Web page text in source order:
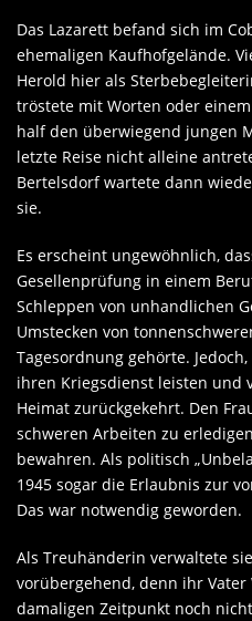
Das Lazarett befand sich im
ehemaligen Kaufhofgelände.
Herold hier als
tröstete mit Worten oder
half den überwiegend jungen
letzte Reise nicht alleine
Bertelsdorf wartete dann
sie.
Es erscheint ungewöhnlich,
Gesellenprüfung in einem
Schleppen von unhandlichen
Umstecken von
Tagesordnung gehörte.
ihren Kriegsdienst leisten und
Heimat zurückgekehrt. Den
schweren Arbeiten zu
bewahren. Als politisch
1945 sogar die Erlaubnis zur
Das war notwendig geworden.
Als Treuhänderin verwaltete
vorübergehend, denn ihr
damaligen Zeitpunkt noch